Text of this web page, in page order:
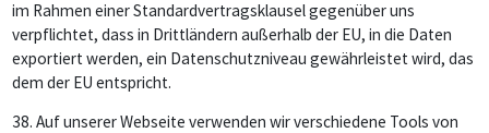
im Rahmen einer Standardvertragsklausel gegenüber uns
verpflichtet, dass in Drittländern außerhalb der EU, in die Daten
exportiert werden, ein Datenschutzniveau gewährleistet wird, das
dem der EU entspricht.
38. Auf unserer Webseite verwenden wir verschiedene Tools von